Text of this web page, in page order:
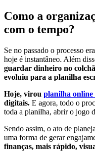
Como a
com o tempo?
Se no passado o processo
hoje é instantâneo. Além
guardar dinheiro no
evoluiu para a planilha
Hoje, virou planilha online
digitais. E agora, todo o
toda a planilha, abrir o jogo
Sendo assim, o ato de
uma forma de gerar
finanças, mais rápido,